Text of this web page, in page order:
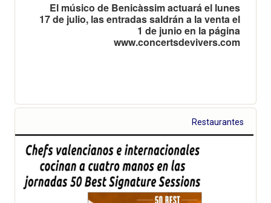
El músico de Benicàssim actuará el lunes
17 de julio, las entradas saldrán a la venta el
1 de junio en la página
www.concertsdevivers.com
Restaurantes